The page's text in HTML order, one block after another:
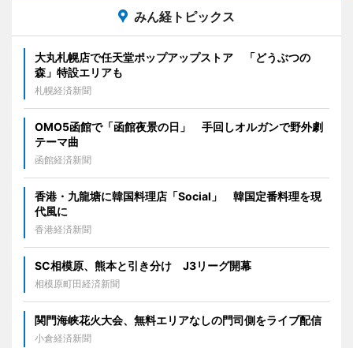
みん経トピックス
大丸札幌店で任天堂ポップアップストア 「どうぶつの
森」特設エリアも
札幌経済新聞
OMO5函館で「函館夜景の日」 手回しオルガンで野外劇
テーマ曲
函館経済新聞
香港・九龍塘に韓国料理店「Social」 韓国定番料理を現
代風に
香港経済新聞
SC相模原、熊本と引き分け J3リーグ開幕
相模原町田経済新聞
関門海峡花火大会、無料エリアなしの門司側をライブ配信
小倉経済新聞